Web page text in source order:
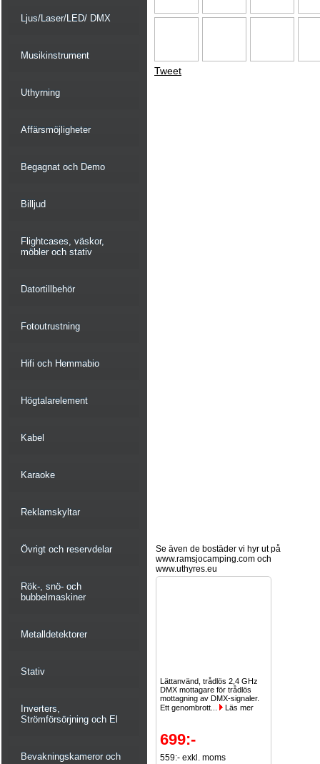
Ljus/Laser/LED/ DMX
Musikinstrument
Uthyrning
Affärsmöjligheter
Begagnat och Demo
Billjud
Flightcases, väskor,
möbler och stativ
Datortillbehör
Fotoutrustning
Hifi och Hemmabio
Högtalarelement
Kabel
Karaoke
Reklamskyltar
Övrigt och reservdelar
Rök-, snö- och
bubbelmaskiner
Metalldetektorer
Stativ
Inverters,
Strömförsörjning och El
Bevakningskameror och
Tweet
Se även de bostäder vi hyr ut på
www.ramsjocamping.com och
www.uthyres.eu
Lättanvänd, trådlös 2,4 GHz
DMX mottagare för trådlös
mottagning av DMX-signaler.
Ett genombrott...
Läs mer
699:-
559:- exkl. moms